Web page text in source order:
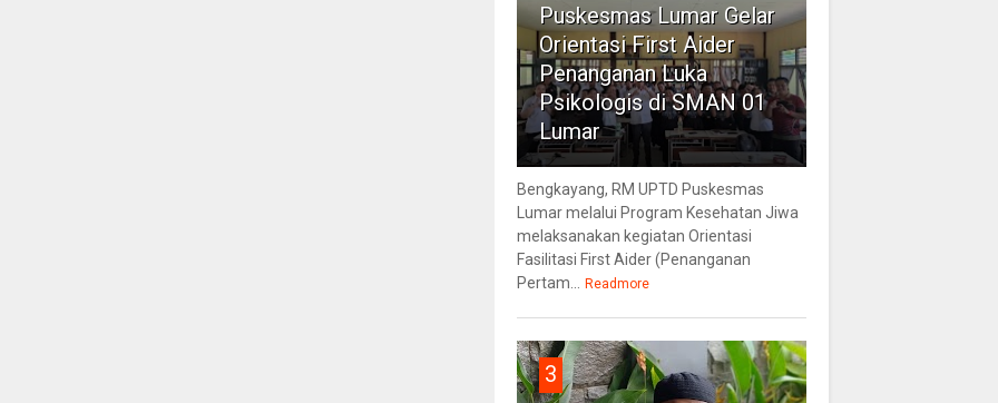
Puskesmas Lumar Gelar
Orientasi First Aider
Penanganan Luka
Psikologis di SMAN 01
Lumar
Bengkayang, RM UPTD Puskesmas
Lumar melalui Program Kesehatan Jiwa
melaksanakan kegiatan Orientasi
Fasilitasi First Aider (Penanganan
Pertam...
Readmore
3